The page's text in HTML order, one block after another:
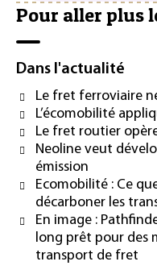
Pour aller plus
Dans l'actualité
Le fret ferroviaire
L’écomobilité
Le fret routier
Neoline veut
émission
Ecomobilité : Ce
décarboner les
En image :
long prêt pour des
transport de fret